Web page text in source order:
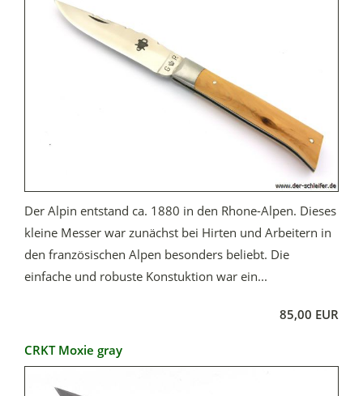
Der Alpin entstand ca. 1880 in den Rhone-Alpen. Dieses
kleine Messer war zunächst bei Hirten und Arbeitern in
den französischen Alpen besonders beliebt. Die
einfache und robuste Konstuktion war ein...
85,00 EUR
CRKT Moxie gray